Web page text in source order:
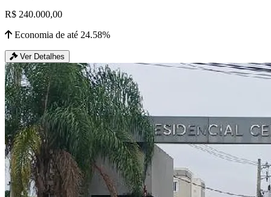
R$ 240.000,00
Economia de até 24.58%
Ver Detalhes